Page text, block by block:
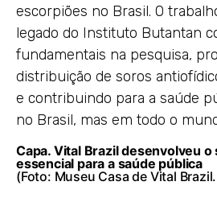
escorpiões no Brasil. O
legado do Instituto Butantan
fundamentais na pesquisa,
distribuição de soros
e contribuindo para a saúde
no Brasil, mas em todo o
Capa. Vital Brazil desenvolveu
essencial para a saúde pública
(Foto: Museu Casa de Vital